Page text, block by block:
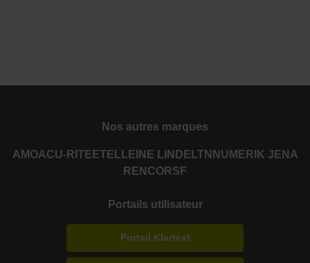
Nos autres marques
AMOACU-RITE ETEL LEINE LINDE LTN NUMERIK JENA
RENCORSF
Portails utilisateur
Portail Klartext